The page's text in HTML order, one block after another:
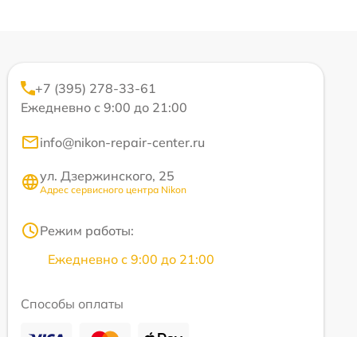
+7 (395) 278-33-61
Ежедневно с 9:00 до 21:00
info@nikon-repair-center.ru
ул. Дзержинского, 25
Адрес сервисного центра Nikon
Режим работы:
Ежедневно с 9:00 до 21:00
Способы оплаты